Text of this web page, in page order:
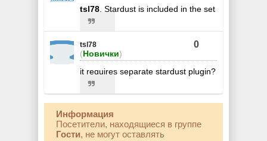
tsl78 , Stardust is included in the set
tsl78
(Новички)
0
it requires separate stardust plugin?
Информация
Посетители, находящиеся в группе
Гости, не могут оставлять